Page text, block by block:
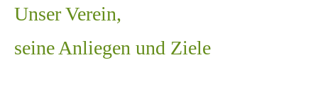
Unser Verein,
seine Anliegen und Ziele